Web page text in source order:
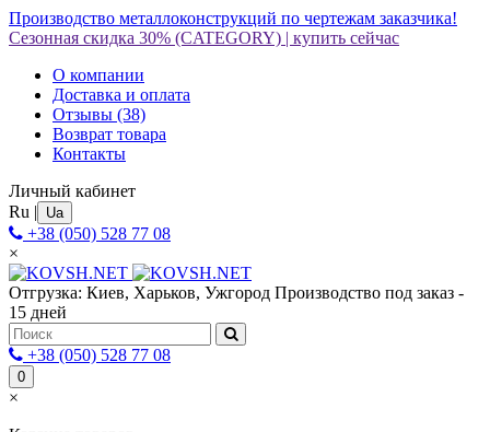
Производство металлоконструкций по чертежам заказчика!
Сезонная скидка 30% (CATEGORY) | купить сейчас
О компании
Доставка и оплата
Отзывы (38)
Возврат товара
Контакты
Личный кабинет
Ru | Ua
+38 (050) 528 77 08
×
Отгрузка: Киев, Харьков, Ужгород Производство под заказ -
15 дней
+38 (050) 528 77 08
0
×